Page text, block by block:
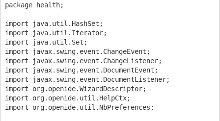
package health;
import java.util.HashSet;
import java.util.Iterator;
import java.util.Set;
import javax.swing.event.ChangeEvent;
import javax.swing.event.ChangeListener;
import javax.swing.event.DocumentEvent;
import javax.swing.event.DocumentListener;
import org.openide.WizardDescriptor;
import org.openide.util.HelpCtx;
import org.openide.util.NbPreferences;